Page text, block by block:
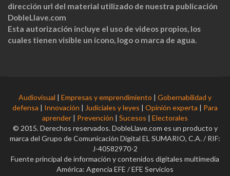
dirección url del material utilizado de nuestra publicación
DobleLlave.com
Esta autorización incluye el uso de videos propios, los
cuales tienen visible un ícono, logo o marca de agua.
Audiovisual | Empresas y emprendimiento | Gobernabilidad y
defensa | Innovación | Judiciales y leyes | Opinión experta | Para
aprender | Prevención | Sucesos | Electorales
© 2015. Derechos reservados. DobleLlave.com es un producto y
marca del Grupo de Comunicación Digital EL SUMARIO, C.A. / RIF:
J-40582970-2
Fuente principal de información y contenidos digitales multimedia
América: Agencia EFE / EFE Servicios